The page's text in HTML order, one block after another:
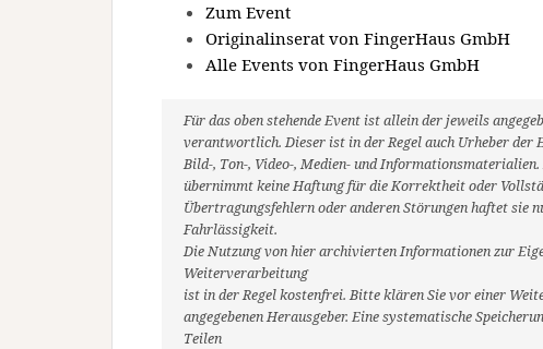
Zum Event
Originalinserat von FingerHaus GmbH
Alle Events von FingerHaus GmbH
Für das oben stehende Event ist allein der jeweils
verantwortlich. Dieser ist in der Regel auch Urheber der
Bild-, Ton-, Video-, Medien- und
übernimmt keine Haftung für die Korrektheit oder
Übertragungsfehlern oder anderen Störungen haftet sie
Fahrlässigkeit.
Die Nutzung von hier archivierten Informationen zur
Weiterverarbeitung
ist in der Regel kostenfrei. Bitte klären Sie vor einer
angegebenen Herausgeber. Eine systematische
Teilen